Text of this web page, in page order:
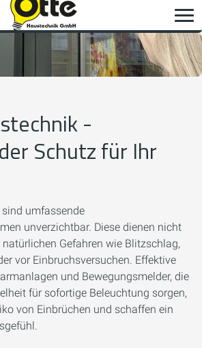
-
Schutz für Ihr
umfassende
unverzichtbar. Diese dienen nicht
Gefahren wie Blitzschlag,
vor Einbruchsversuchen. Effektive
und Bewegungsmelder, die
für sofortige Beleuchtung sorgen,
von Einbrüchen und schaffen ein